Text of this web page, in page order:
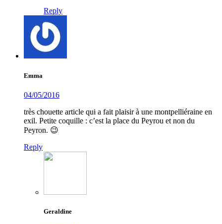
Reply
Emma
04/05/2016
très chouette article qui a fait plaisir à une montpelliéraine en
exil. Petite coquille : c’est la place du Peyrou et non du
Peyron. 😉
Reply
Geraldine